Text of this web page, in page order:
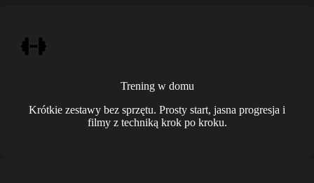
Trening w domu
Krótkie zestawy bez sprzętu. Prosty start, jasna progresja i
filmy z techniką krok po kroku.